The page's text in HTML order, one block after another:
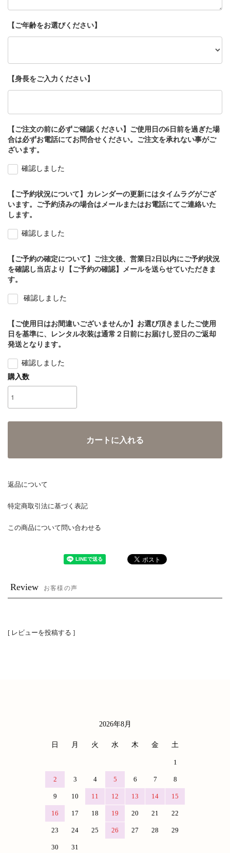
【ご年齢をお選びください】
【身長をご入力ください】
【ご注文の前に必ずご確認ください】ご使用日の6日前を過ぎた場
合は必ずお電話にてお問合せください。ご注文を承れない事がご
ざいます。
確認しました
【ご予約状況について】カレンダーの更新にはタイムラグがござ
います。ご予約済みの場合はメールまたはお電話にてご連絡いた
します。
確認しました
【ご予約の確定について】ご注文後、営業日2日以内にご予約状況
を確認し当店より【ご予約の確認】メールを送らせていただきま
す。
確認しました
【ご使用日はお間違いございませんか】お選び頂きましたご使用
日を基準に、レンタル衣装は通常２日前にお届けし翌日のご返却
発送となります。
確認しました
購入数
カートに入れる
返品について
特定商取引法に基づく表記
この商品について問い合わせる
Review お客様の声
[ レビューを投稿する ]
2026年8月
日 月 火 水 木 金 土
1
2 3 4 5 6 7 8
9 10 11 12 13 14 15
16 17 18 19 20 21 22
23 24 25 26 27 28 29
30 31